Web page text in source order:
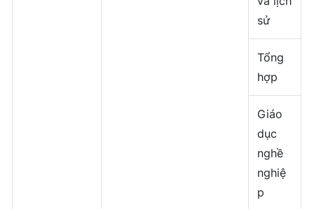
sử
Tổng
hợp
Giáo
dục
nghề
nghiệ
p